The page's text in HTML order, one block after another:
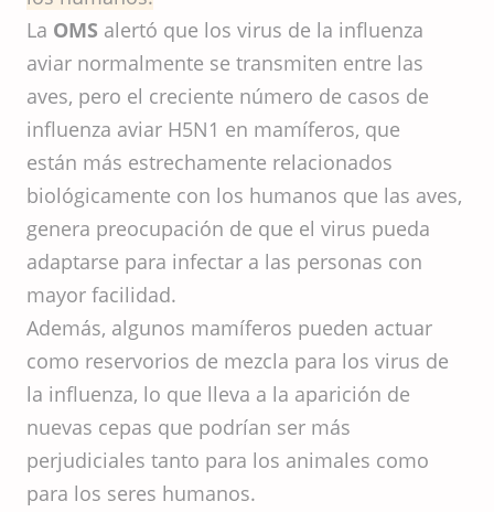
La OMS alertó que los virus de la influenza
aviar normalmente se transmiten entre las
aves, pero el creciente número de casos de
influenza aviar H5N1 en mamíferos, que
están más estrechamente relacionados
biológicamente con los humanos que las aves,
genera preocupación de que el virus pueda
adaptarse para infectar a las personas con
mayor facilidad.
Además, algunos mamíferos pueden actuar
como reservorios de mezcla para los virus de
la influenza, lo que lleva a la aparición de
nuevas cepas que podrían ser más
perjudiciales tanto para los animales como
para los seres humanos.